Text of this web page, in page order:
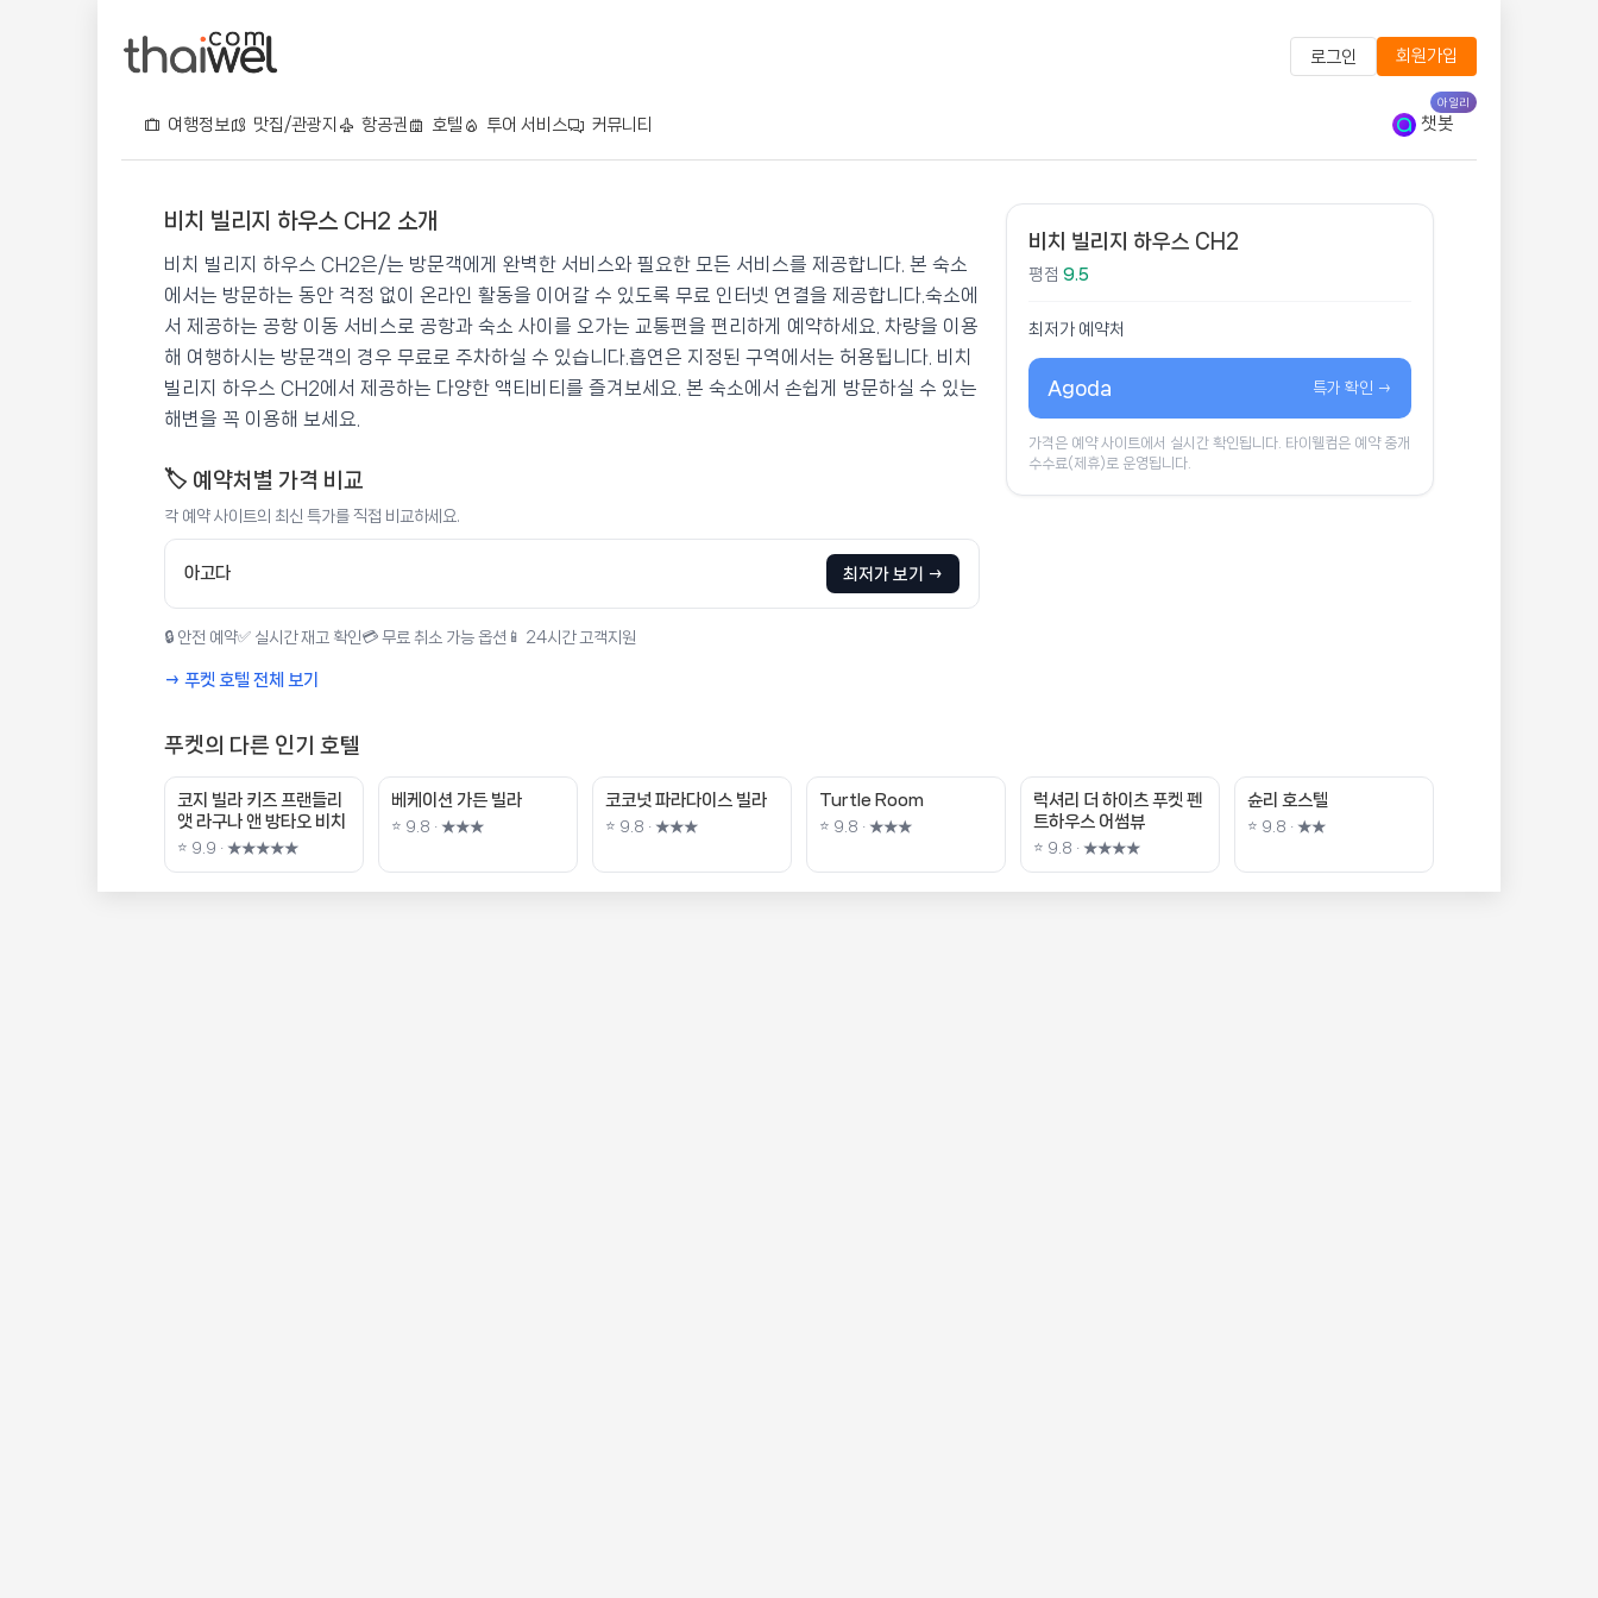
로그인 회원가입
여행정보 맛집/관광지 항공권 호텔 투어 서비스 커뮤니티 챗봇
아일리
비치 빌리지 하우스 CH2
📍 푸켓★★ ⭐ 9.5
💰 최저가 확인 · 예약하기
비치 빌리지 하우스 CH2 소개
비치 빌리지 하우스 CH2은/는 방문객에게 완벽한 서비스와 필요한 모든 서비스를 제공합니다. 본 숙소
에서는 방문하는 동안 걱정 없이 온라인 활동을 이어갈 수 있도록 무료 인터넷 연결을 제공합니다.숙소에
서 제공하는 공항 이동 서비스로 공항과 숙소 사이를 오가는 교통편을 편리하게 예약하세요. 차량을 이용
해 여행하시는 방문객의 경우 무료로 주차하실 수 있습니다.흡연은 지정된 구역에서는 허용됩니다. 비치
빌리지 하우스 CH2에서 제공하는 다양한 액티비티를 즐겨보세요. 본 숙소에서 손쉽게 방문하실 수 있는
해변을 꼭 이용해 보세요.
🏷️ 예약처별 가격 비교
각 예약 사이트의 최신 특가를 직접 비교하세요.
아고다 최저가 보기 →
🔒 안전 예약✅ 실시간 재고 확인💳 무료 취소 가능 옵션 📱 24시간 고객지원
→ 푸켓 호텔 전체 보기
비치 빌리지 하우스 CH2
평점 9.5
최저가 예약처
Agoda 특가 확인 →
가격은 예약 사이트에서 실시간 확인됩니다. 타이웰컴은 예약 중개
수수료(제휴)로 운영됩니다.
푸켓의 다른 인기 호텔
코지 빌라 키즈 프랜들리
앳 라구나 앤 방타오 비치
⭐ 9.9 · ★★★★★
베케이션 가든 빌라
⭐ 9.8 · ★★★
코코넛 파라다이스 빌라
⭐ 9.8 · ★★★
Turtle Room
⭐ 9.8 · ★★★
럭셔리 더 하이츠 푸켓 펜
트하우스 어썸뷰
⭐ 9.8 · ★★★★
슌리 호스텔
⭐ 9.8 · ★★